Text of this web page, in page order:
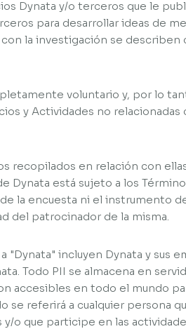
Dynata y/o terceros que le
para desarrollar ideas de
la investigación se
voluntario y, por lo
y Actividades no
recopilados en relación con
Dynata está sujeto a los
la encuesta ni el instrumento
del patrocinador de la misma.
incluyen Dynata y sus
Todo PII se almacena en
accesibles en todo el mundo
se referirá a cualquier persona
o que participe en las